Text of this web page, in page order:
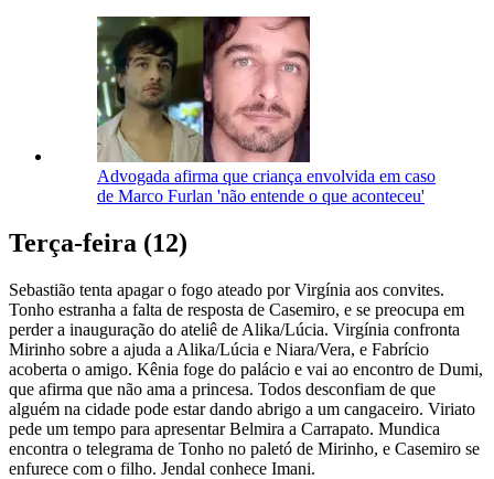
Advogada afirma que criança envolvida em caso
de Marco Furlan 'não entende o que aconteceu'
Terça-feira (12)
Sebastião tenta apagar o fogo ateado por Virgínia aos convites.
Tonho estranha a falta de resposta de Casemiro, e se preocupa em
perder a inauguração do ateliê de Alika/Lúcia. Virgínia confronta
Mirinho sobre a ajuda a Alika/Lúcia e Niara/Vera, e Fabrício
acoberta o amigo. Kênia foge do palácio e vai ao encontro de Dumi,
que afirma que não ama a princesa. Todos desconfiam de que
alguém na cidade pode estar dando abrigo a um cangaceiro. Viriato
pede um tempo para apresentar Belmira a Carrapato. Mundica
encontra o telegrama de Tonho no paletó de Mirinho, e Casemiro se
enfurece com o filho. Jendal conhece Imani.